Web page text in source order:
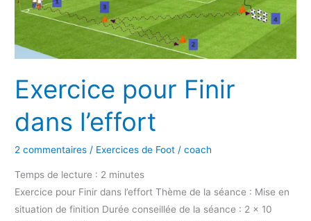
Exercice pour Finir
dans l’effort
2 commentaires / Exercices de Foot /coach
Temps de lecture : 2 minutes
Exercice pour Finir dans l’effort Thème de la séance : Mise en
situation de finition Durée conseillée de la séance : 2 x 10
dans